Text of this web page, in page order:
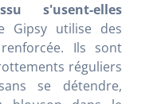
s'usent-elles
Gipsy utilise des
Ils sont
réguliers
se détendre,